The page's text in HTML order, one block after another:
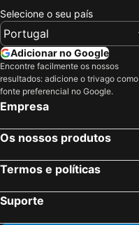
Selecione o seu país
Adicionar no Google
Encontre facilmente os nossos
resultados: adicione o trivago como
fonte preferencial no Google.
Empresa
Os nossos produtos
Termos e políticas
Suporte